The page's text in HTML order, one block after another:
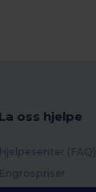
La oss hjelpe
Hjelpesenter (FAQ)
Engrospriser